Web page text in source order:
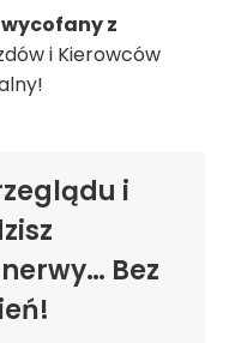
wycofany z
i Kierowców
i
Bez